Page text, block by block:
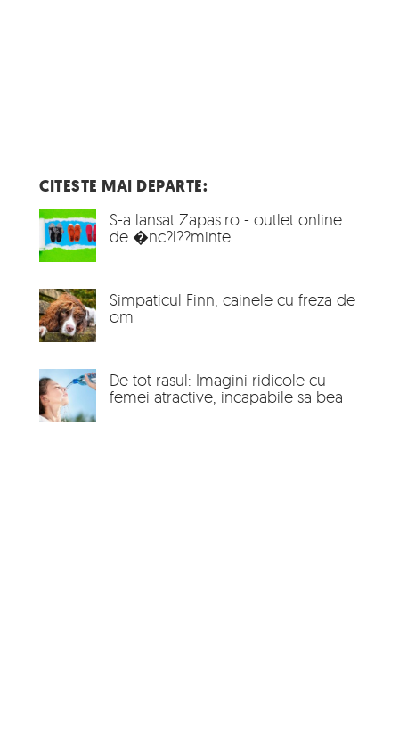
CITESTE MAI DEPARTE:
S-a lansat Zapas.ro - outlet online
de �nc?l??minte
Simpaticul Finn, cainele cu freza de
om
De tot rasul: Imagini ridicole cu
femei atractive, incapabile sa bea